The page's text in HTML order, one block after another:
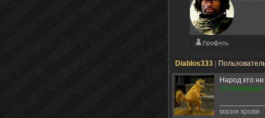
Diablos333
Народ кто
«Нормандии
магия крови.